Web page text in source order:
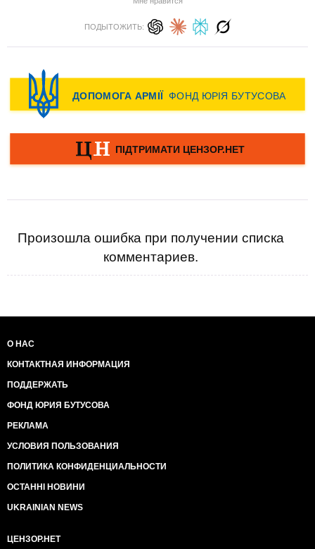
ПОДЫТОЖИТЬ:
Произошла ошибка при получении списка
комментариев.
О НАС
КОНТАКТНАЯ ИНФОРМАЦИЯ
ПОДДЕРЖАТЬ
ФОНД ЮРИЯ БУТУСОВА
РЕКЛАМА
УСЛОВИЯ ПОЛЬЗОВАНИЯ
ПОЛИТИКА КОНФИДЕНЦИАЛЬНОСТИ
ОСТАННІ НОВИНИ
UKRAINIAN NEWS
ЦЕНЗОР.НЕТ